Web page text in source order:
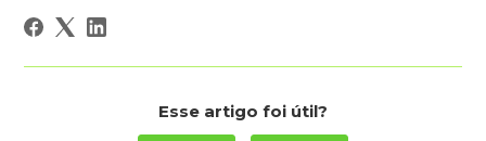
Esse artigo foi útil?